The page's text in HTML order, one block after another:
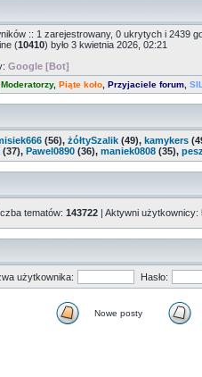
:: 1 zarejestrowany, 0 ukrytych i 2439
(10410) było 3 kwietnia 2026, 02:21
Google [Bot]
Moderatorzy, Piąte koło Przyjaciele forum
(56), żółtySzalik (49), kamykers
(37), Pawel0890 (36), maniek0808 (35),
tematów: 143722 | Aktywni użytkownicy:
użytkownika: Hasło:
Nowe posty